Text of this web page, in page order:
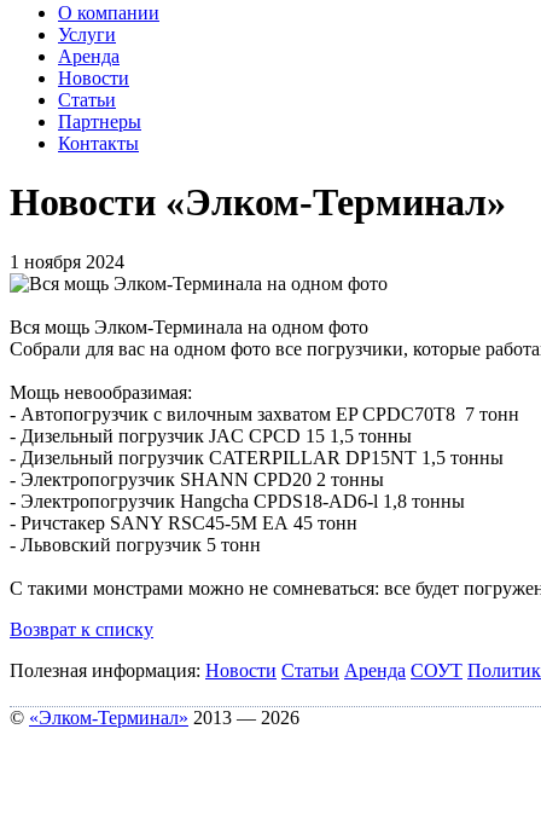
О компании
Услуги
Аренда
Новости
Статьи
Партнеры
Контакты
Новости «Элком-Терминал»
1 ноября 2024
Вся мощь Элком-Терминала на одном фото
Собрали для вас на одном фото все погрузчики, которые
Мощь невообразимая:
- Автопогрузчик с вилочным захватом EP CPDC70T8 7 тонн
- Дизельный погрузчик JAC CPCD 15 1,5 тонны
- Дизельный погрузчик CATERPILLAR DP15NT 1,5 тонны
- Электропогрузчик SHANN CPD20 2 тонны
- Электропогрузчик Hangcha CPDS18-AD6-l 1,8 тонны
- Ричстакер SANY RSC45-5M ЕА 45 тонн
- Львовский погрузчик 5 тонн
С такими монстрами можно не сомневаться: все будет
Возврат к списку
Полезная информация: Новости Статьи Аренда СОУТ
© «Элком-Терминал» 2013 — 2026